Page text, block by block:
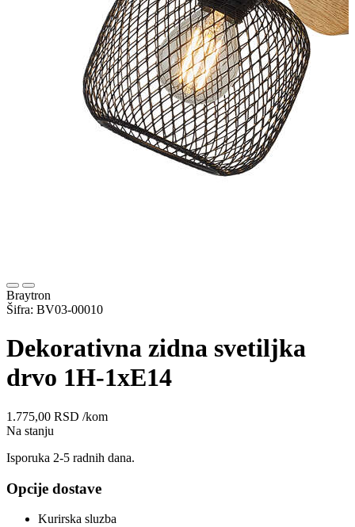
Braytron
Šifra: BV03-00010
Dekorativna zidna svetiljka
drvo 1H-1xE14
1.775,00 RSD /kom
Na stanju
Isporuka 2-5 radnih dana.
Opcije dostave
Kurirska sluzba